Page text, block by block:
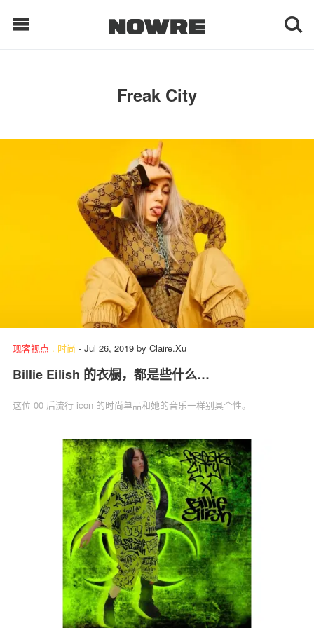
每日鲜榨
现客视点
每日栏目
时 尚
球 鞋
生 活
科 技
Freak City
现客视点 . 时尚 - Jul 26, 2019 by Claire.Xu
Billie Eilish 的衣橱，都是些什么…
这位 00 后流行 icon 的时尚单品和她的音乐一样别具个性。